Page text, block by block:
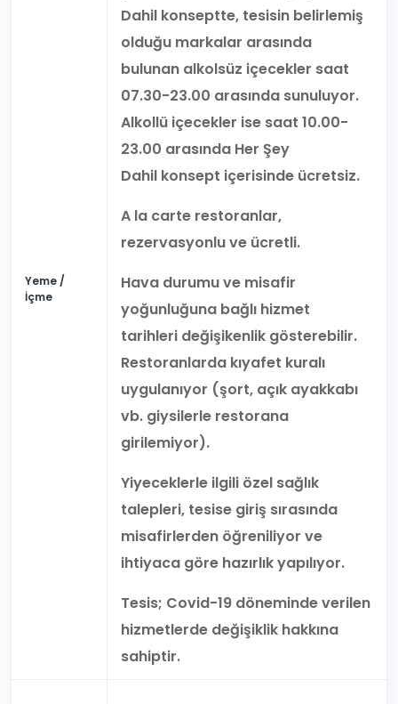
Yeme /
İçme
Dahil konseptte, tesisin belirlemiş
olduğu markalar arasında
bulunan alkolsüz içecekler saat
07.30-23.00 arasında sunuluyor.
Alkollü içecekler ise saat 10.00-
23.00 arasında Her Şey
Dahil konsept içerisinde ücretsiz.
A la carte restoranlar,
rezervasyonlu ve ücretli.
Hava durumu ve misafir
yoğunluğuna bağlı hizmet
tarihleri değişikenlik gösterebilir.
Restoranlarda kıyafet kuralı
uygulanıyor (şort, açık ayakkabı
vb. giysilerle restorana
girilemiyor).
Yiyeceklerle ilgili özel sağlık
talepleri, tesise giriş sırasında
misafirlerden öğreniliyor ve
ihtiyaca göre hazırlık yapılıyor.
Tesis; Covid-19 döneminde verilen
hizmetlerde değişiklik hakkına
sahiptir.